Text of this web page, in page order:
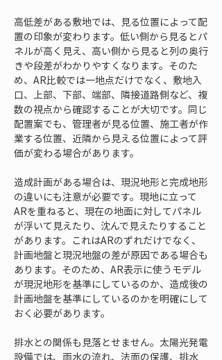
高低差がある敷地では、見る位置によって配
置の印象が変わります。低い側から見るとパ
ネルが高く見え、高い側から見ると列の奥行
きや段差がわかりやすくなります。そのた
め、AR比較では一地点だけでなく、敷地入
口、上部、下部、端部、隣接道路側など、複
数の視点から確認することが大切です。同じ
配置案でも、管理者が見る位置、施工者が作
業する位置、近隣から見える位置によって評
価が変わる場合があります。
造成計画がある場合は、現況地形と完成地形
の違いにも注意が必要です。現地に立って
ARを重ねると、現在の地面に対してパネル
が浮いて見えたり、沈んで見えたりすること
があります。これはARのずれだけでなく、
計画地盤と現況地盤の差が原因である場合も
あります。そのため、AR表示に使うモデル
が現況地形を基準にしているのか、造成後の
計画地盤を基準にしているのかを明確にして
おく必要があります。
排水との関係も見落とせません。太陽光発電
設備では、雨水の流れ、法面の保護、排水